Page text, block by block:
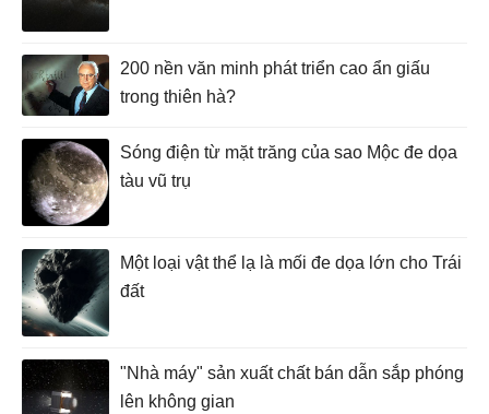
200 nền văn minh phát triển cao ẩn giấu
trong thiên hà?
Sóng điện từ mặt trăng của sao Mộc đe dọa
tàu vũ trụ
Một loại vật thể lạ là mối đe dọa lớn cho Trái
đất
"Nhà máy" sản xuất chất bán dẫn sắp phóng
lên không gian